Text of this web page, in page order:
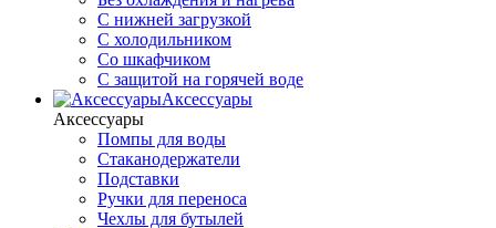
С нижней загрузкой
С холодильником
Со шкафчиком
С защитой на горячей воде
Аксессуары
Аксессуары
Помпы для воды
Стаканодержатели
Подставки
Ручки для переноса
Чехлы для бутылей